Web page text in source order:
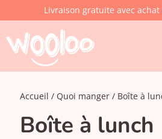
Livraison gratuite avec
Accueil Quoi manger Boîte à
Boîte à lunch